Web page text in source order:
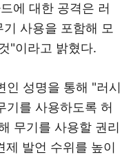
에 대한 공격은 러
사용을 포함해 모
"이라고 밝혔다.
인 성명을 통해 "러시
기를 사용하도록 허
무기를 사용할 권리
제 발언 수위를 높이